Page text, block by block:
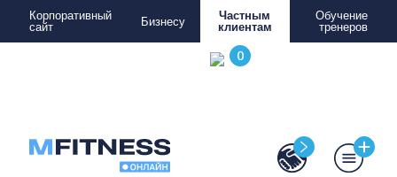
Корпоративный
сайт
Бизнесу
Частным
клиентам
Обучение
тренеров